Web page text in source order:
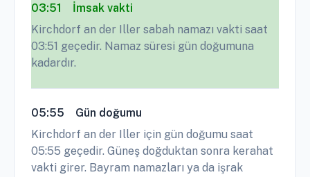
03:51
İmsak vakti
Kirchdorf an der Iller sabah namazı vakti saat
03:51 geçedir. Namaz süresi gün doğumuna
kadardır.
05:55
Gün doğumu
Kirchdorf an der Iller için gün doğumu saat
05:55 geçedir. Güneş doğduktan sonra kerahat
vakti girer. Bayram namazları ya da işrak